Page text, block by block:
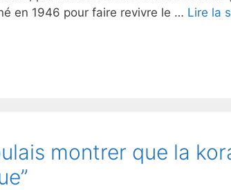
en 1946 pour faire revivre le … Lire la
montrer que la